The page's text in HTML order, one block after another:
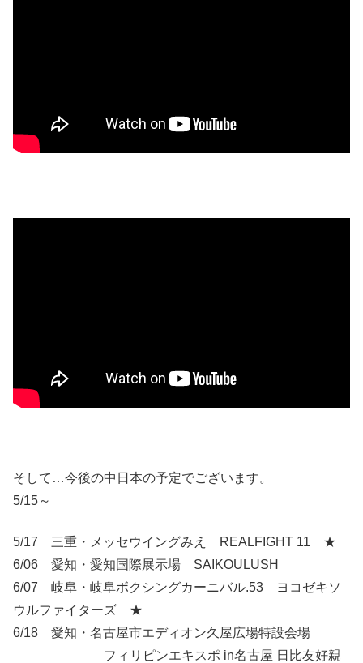
そして…今後の中日本の予定でございます。
5/15～
5/17 三重・メッセウイングみえ REALFIGHT 11 ★
6/06 愛知・愛知国際展示場 SAIKOULUSH
6/07 岐阜・岐阜ボクシングカーニバル.53 ヨコゼキソ
ウルファイターズ ★
6/18 愛知・名古屋市エディオン久屋広場特設会場
フィリピンエキスポ in名古屋 日比友好親